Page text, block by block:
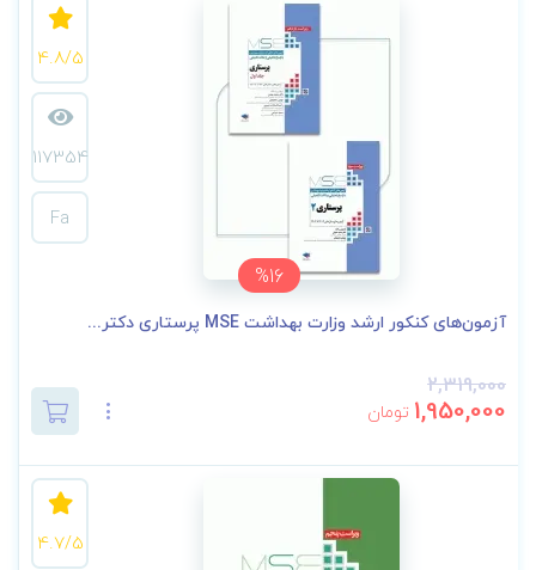
%16
4.8/5
117354
Fa
آزمون‌های کنکور ارشد وزارت بهداشت MSE پرستاری دکتر...
2,319,000
1,950,000 تومان
4.7/5